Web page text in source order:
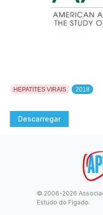
HEPATITES VIRAIS 2018
Descarregar
© 2006-2026
Estudo do Fígado.